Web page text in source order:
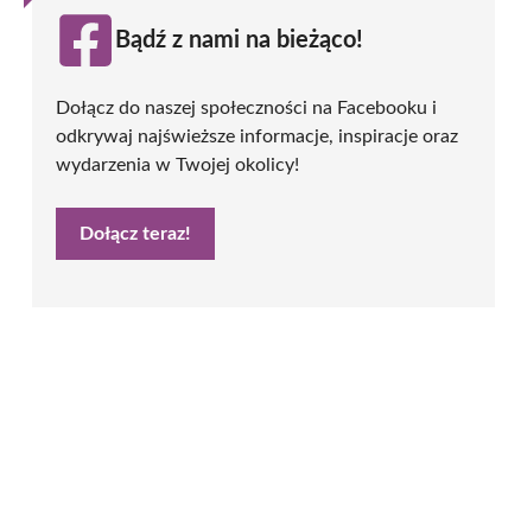
Bądź z nami na bieżąco!
Dołącz do naszej społeczności na Facebooku i
odkrywaj najświeższe informacje, inspiracje oraz
wydarzenia w Twojej okolicy!
Dołącz teraz!